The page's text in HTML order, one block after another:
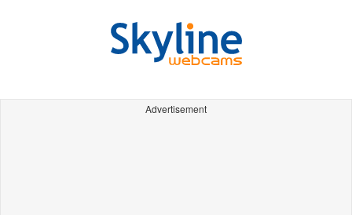
Advertisement